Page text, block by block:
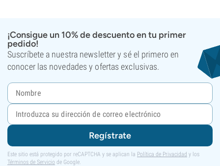
¡Consigue un 10% de descuento en tu primer
pedido!
Suscríbete a nuestra newsletter y sé el primero en
conocer las novedades y ofertas exclusivas.
Regístrate
Este sitio está protegido por reCAPTCHA y se aplican la Política de Privacidad y los
Términos de Servicio de Google.